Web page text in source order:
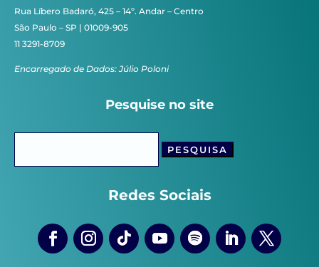
Rua Líbero Badaró, 425 – 14º. Andar – Centro
São Paulo – SP | 01009-905
11 3291-8709
Encarregado de Dados: Júlio Poloni
Pesquise no site
Redes Sociais